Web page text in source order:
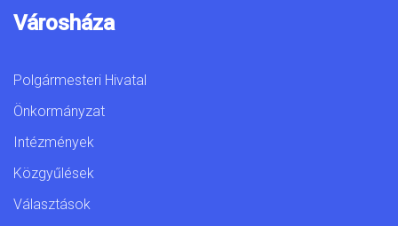
Városháza
Polgármesteri Hivatal
Önkormányzat
Intézmények
Közgyűlések
Választások